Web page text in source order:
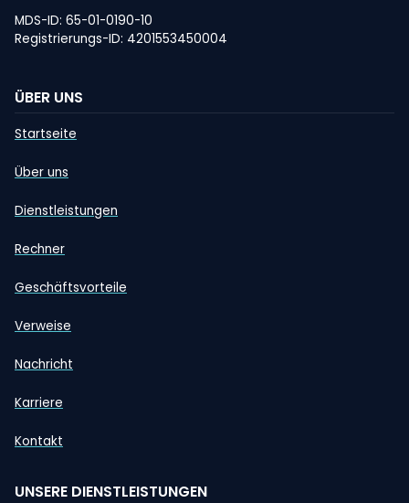
MDS-ID: 65-01-0190-10
Registrierungs-ID: 4201553450004
ÜBER UNS
Startseite
Über uns
Dienstleistungen
Rechner
Geschäftsvorteile
Verweise
Nachricht
Karriere
Kontakt
UNSERE DIENSTLEISTUNGEN